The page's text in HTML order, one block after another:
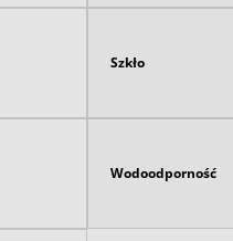
Szkło
Wodoodporność